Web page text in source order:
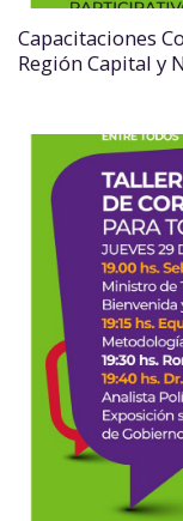
Capacitaciones
Región Capital y